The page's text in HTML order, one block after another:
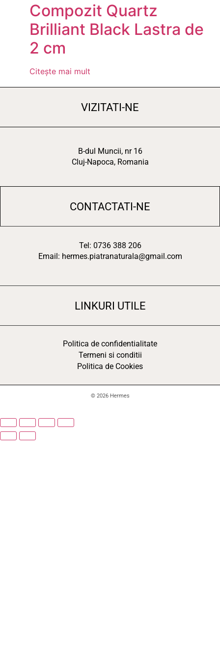
Compozit Quartz
Brilliant Black Lastra de
2 cm
Citește mai mult
VIZITATI-NE
B-dul Muncii, nr 16
Cluj-Napoca, Romania
CONTACTATI-NE
Tel: 0736 388 206
Email: hermes.piatranaturala@gmail.com
LINKURI UTILE
Politica de confidentialitate
Termeni si conditii
Politica de Cookies
© 2026 Hermes